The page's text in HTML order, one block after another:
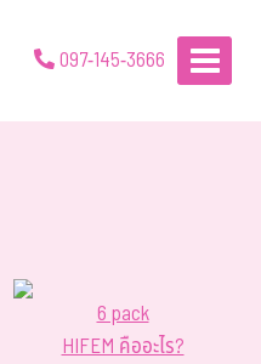
097-145-3666
6 pack
HIFEM คืออะไร?